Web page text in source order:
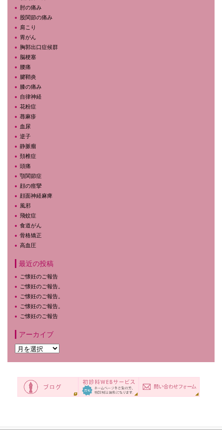
肘の痛み
股関節の痛み
肩こり
胃がん
胸郭出口症候群
脳梗塞
腰痛
腱鞘炎
膝の痛み
自律神経
花粉症
蕁麻疹
血尿
逆子
静脈瘤
頚椎症
頭痛
顎関節症
顔の痙攣
顔面神経麻痺
風邪
飛蚊症
食道がん
骨格矯正
高血圧
最近の投稿
ご懐妊のご報告
ご懐妊のご報告。
ご懐妊のご報告。
ご懐妊のご報告。
ご懐妊のご報告
アーカイブ